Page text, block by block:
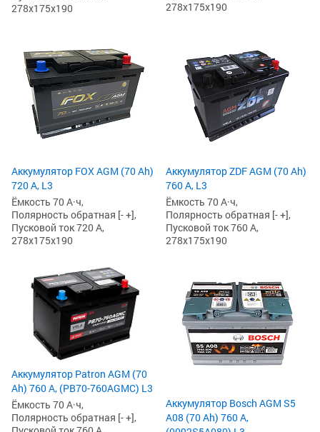
278x175x190
278x175x190
Аккумулятор FOX AGM (70 Ah)
720 А, L3
Ёмкость 70 А·ч,
Полярность обратная [- +],
Пусковой ток 720 А,
278x175x190
Аккумулятор ZDF AGM (70 Ah)
760 А, L3
Ёмкость 70 А·ч,
Полярность обратная [- +],
Пусковой ток 760 А,
278x175x190
Аккумулятор Patron AGM (70
Ah) 760 А, (PB70-760AGMC) L3
Ёмкость 70 А·ч,
Полярность обратная [- +],
Аккумулятор Bosch AGM S5
A08 (70 Ah) 760 А,